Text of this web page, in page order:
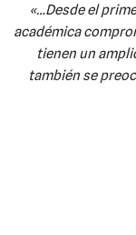
«…Desde el
académica
tienen un
también se